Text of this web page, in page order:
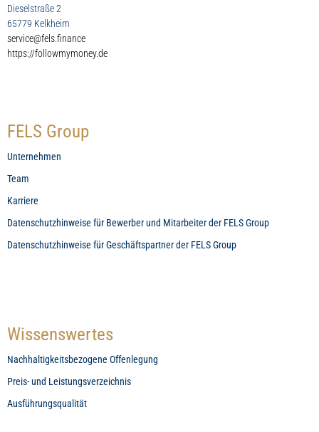
Dieselstraße 2
65779 Kelkheim
service@fels.finance
https://followmymoney.de
FELS Group
Unternehmen
Team
Karriere
Datenschutzhinweise für Bewerber und Mitarbeiter der FELS Group
Datenschutzhinweise für Geschäftspartner der FELS Group
Wissenswertes
Nachhaltigkeitsbezogene Offenlegung
Preis- und Leistungsverzeichnis
Ausführungsqualität